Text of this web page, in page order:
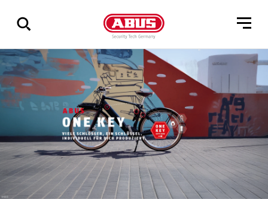
Zeige
alle
Ergebnisse